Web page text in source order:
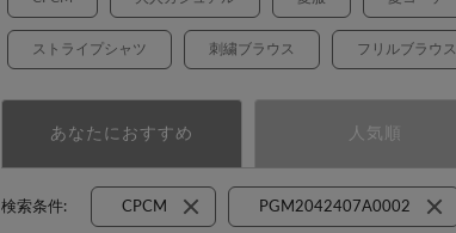
ストライプシャツ 刺繍ブラウス フリルブラウス
あなたにおすすめ 人気順
検索条件: CPCM PGM2042407A0002